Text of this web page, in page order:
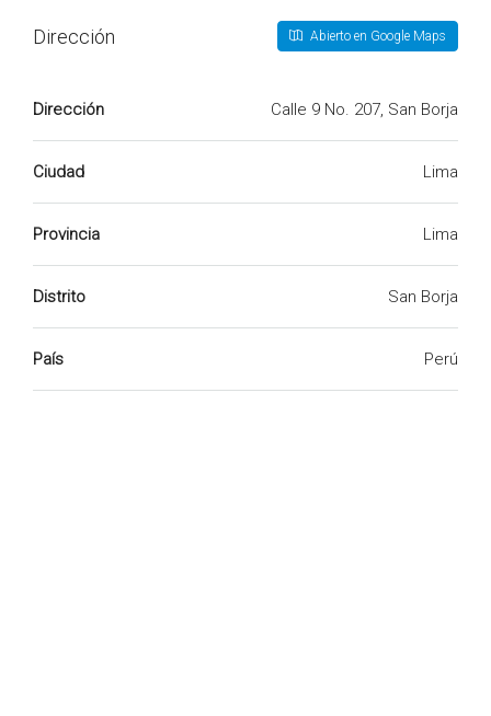
Dirección Abierto en Google Maps
Dirección Calle 9 No. 207, San Borja
Ciudad Lima
Provincia Lima
Distrito San Borja
País Perú